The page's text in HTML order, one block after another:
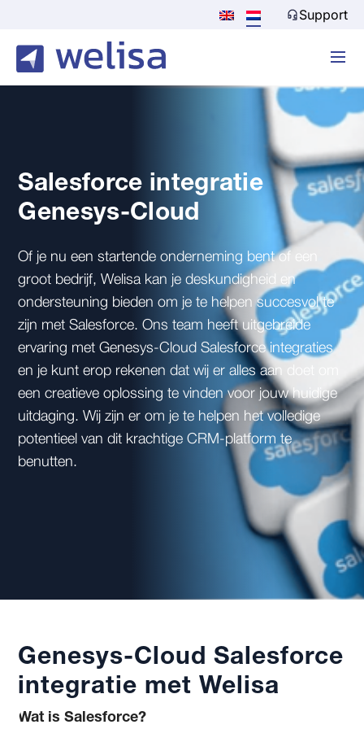
Support
Salesforce integratie
Genesys-Cloud
Of je nu een startende onderneming bent of een
groot bedrijf, Welisa kan je deskundigheid en
ondersteuning bieden om je te helpen succesvol te
zijn met Salesforce. Ons team heeft uitgebreide
ervaring met Genesys-Cloud Salesforce integraties
en je kunt erop rekenen dat wij er alles aan doet om
een creatieve oplossing te vinden voor jouw huidige
uitdaging. Wij zijn er om je te helpen het volledige
potentieel van dit krachtige CRM-platform te
benutten.
Genesys-Cloud Salesforce
integratie met Welisa
Wat is Salesforce?